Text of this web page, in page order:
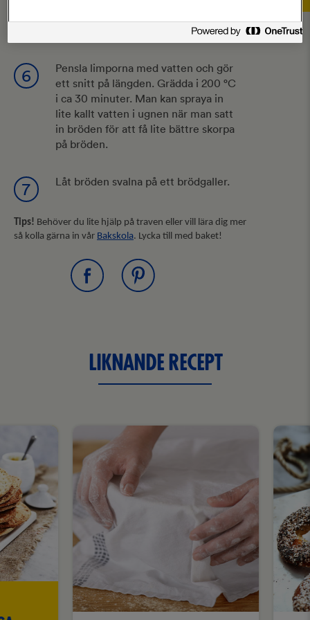
5
6
Pensla limporna med vatten och gör
ett snitt på längden. Grädda i 200 °C
i ca 30 minuter. Man kan spraya in
lite kallt vatten i ugnen när man satt
in bröden för att få lite bättre skorpa
på bröden.
7 Låt bröden svalna på ett brödgaller.
Tips! Behöver du lite hjälp på traven eller vill lära dig mer
så kolla gärna in vår Bakskola. Lycka till med baket!
LIKNANDE RECEPT